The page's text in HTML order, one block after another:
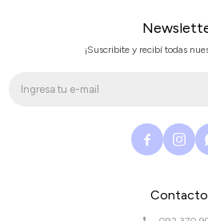
Contacto
¡Suscribite y recibí todas
 